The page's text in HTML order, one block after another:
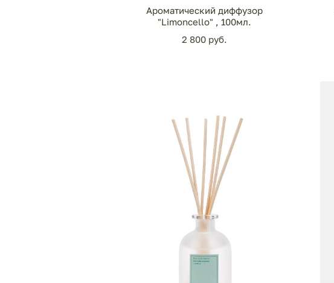
Ароматический диффузор
"Limoncello" , 100мл.
2 800 pуб.